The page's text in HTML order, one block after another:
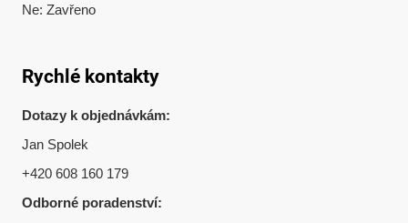
Ne: Zavřeno
Rychlé kontakty
Dotazy k objednávkám:
Jan Spolek
+420 608 160 179
Odborné poradenství: